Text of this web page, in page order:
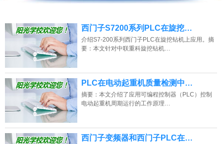
西门子S7200系列PLC在旋挖…
介绍S7-200系列西门子PLC在旋挖钻机上应用。摘
要：本文针对中联重科旋挖钻机…
PLC在电动起重机质量检测中…
摘要：本文介绍了应用可编程控制器（PLC）控制
电动起重机周期运行的工作原理…
西门子变频器和西门子PLC在…